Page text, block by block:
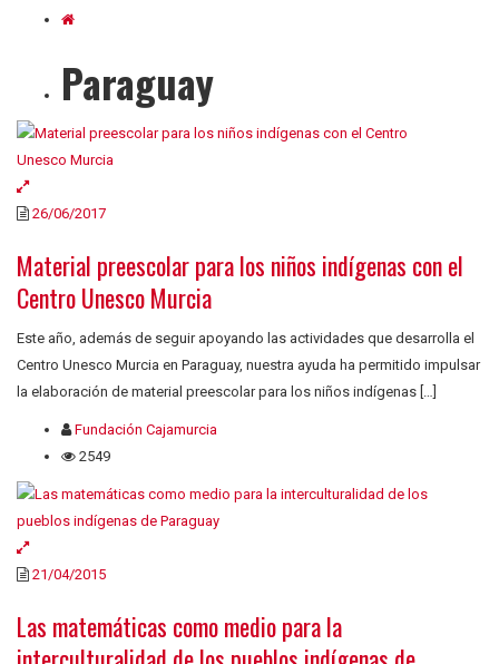
Paraguay
26/06/2017
Material preescolar para los niños indígenas con el
Centro Unesco Murcia
Este año, además de seguir apoyando las actividades que desarrolla el
Centro Unesco Murcia en Paraguay, nuestra ayuda ha permitido impulsar
la elaboración de material preescolar para los niños indígenas […]
Fundación Cajamurcia
2549
21/04/2015
Las matemáticas como medio para la